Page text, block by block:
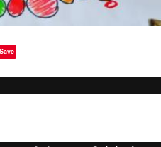
Save